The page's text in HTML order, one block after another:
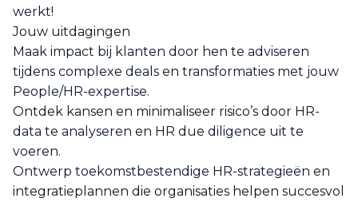
werkt!
Jouw uitdagingen
Maak impact bij klanten door hen te adviseren
tijdens complexe deals en transformaties met jouw
People/HR-expertise.
Ontdek kansen en minimaliseer risico’s door HR-
data te analyseren en HR due diligence uit te
voeren.
Ontwerp toekomstbestendige HR-strategieën en
integratieplannen die organisaties helpen succesvol